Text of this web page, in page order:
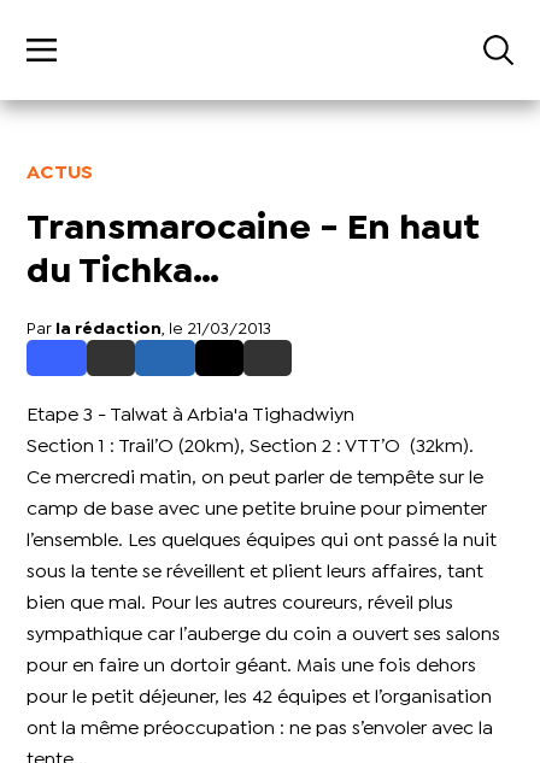
ACTUS
Transmarocaine - En haut
du Tichka…
Par la rédaction , le 21/03/2013
Etape 3 - Talwat à Arbia'a Tighadwiyn
Section 1 : Trail’O (20km), Section 2 : VTT’O (32km).
Ce mercredi matin, on peut parler de tempête sur le
camp de base avec une petite bruine pour pimenter
l’ensemble. Les quelques équipes qui ont passé la nuit
sous la tente se réveillent et plient leurs affaires, tant
bien que mal. Pour les autres coureurs, réveil plus
sympathique car l’auberge du coin a ouvert ses salons
pour en faire un dortoir géant. Mais une fois dehors
pour le petit déjeuner, les 42 équipes et l’organisation
ont la même préoccupation : ne pas s’envoler avec la